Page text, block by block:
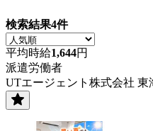
検索結果4件
平均時給1,644円
派遣労働者
UTエージェント株式会社 東